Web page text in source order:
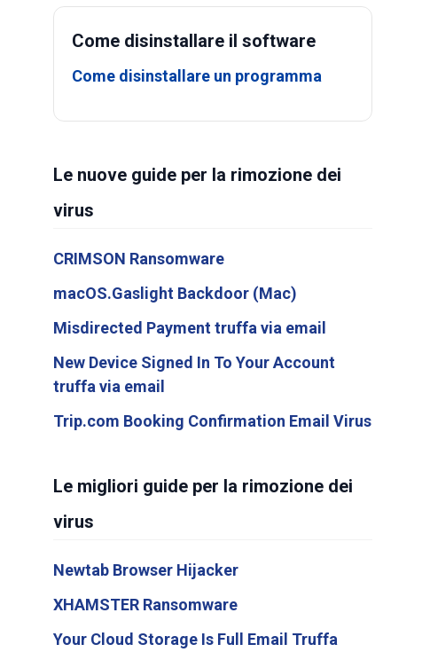
Come disinstallare il software
Come disinstallare un programma
Le nuove guide per la rimozione dei
virus
CRIMSON Ransomware
macOS.Gaslight Backdoor (Mac)
Misdirected Payment truffa via email
New Device Signed In To Your Account
truffa via email
Trip.com Booking Confirmation Email Virus
Le migliori guide per la rimozione dei
virus
Newtab Browser Hijacker
XHAMSTER Ransomware
Your Cloud Storage Is Full Email Truffa